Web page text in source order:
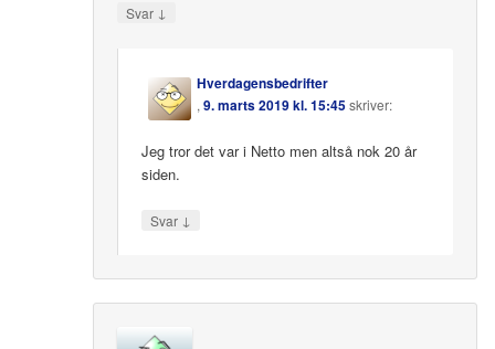
Svar ↓
Hverdagensbedrifter
,9. marts 2019 kl. 15:45skriver:
Jeg tror det var i Netto men altså nok 20 år
siden.
Svar ↓